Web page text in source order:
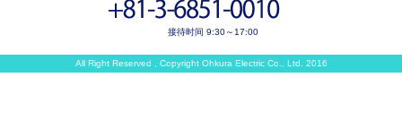
接待时间 9:30～17:00
All Right Reserved , Copyright Ohkura Electric Co., Ltd. 2016